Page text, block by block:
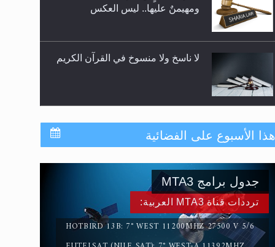
ومهيمنٌ عليها.. ليس العكس
لا ناسخ ولا منسوخ في القرآن الكريم
المفهوم الحقيقي للجهاد الإسلامي..
سورة التكوير تُنبئ بزمن بعثة المسيح
الموعود عليه السلام
هذا الأسبوع على الفضائية
ترددات قناة MTA3 العربية:
HOTBIRD 13B: 7° WEST 11200MHZ 27500 V 5/6
جدول برامج MTA3